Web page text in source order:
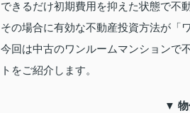
できるだけ初期費用を抑えた状態で不
その場合に有効な不動産投資方法が「
今回は中古のワンルームマンションで
トをご紹介します。
▼ 物